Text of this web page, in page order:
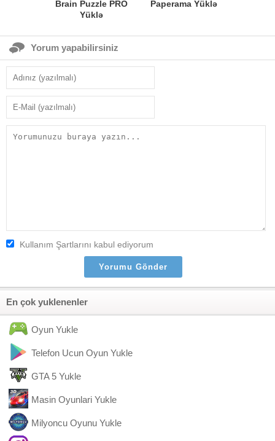
Brain Puzzle PRO
Yüklə
Paperama Yüklə
Yorum yapabilirsiniz
Kullanım Şartlarını kabul ediyorum
En çok yuklenenler
Oyun Yukle
Telefon Ucun Oyun Yukle
GTA 5 Yukle
Masin Oyunlari Yukle
Milyoncu Oyunu Yukle